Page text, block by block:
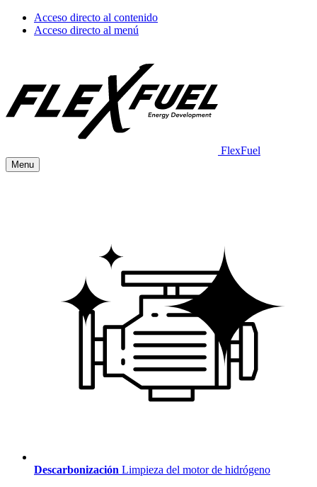
Acceso directo al contenido
Acceso directo al menú
FlexFuel
Menu
Descarbonización Limpieza del motor de hidrógeno